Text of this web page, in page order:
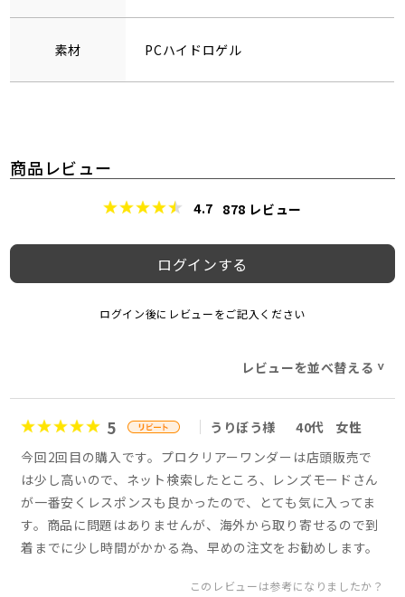
素材 PCハイドロゲル
商品レビュー
4.7 878 レビュー
ログインする
ログイン後にレビューをご記入ください
レビューを並べ替える >
5 うりぼう様 40代
女性
今回2回目の購入です。プロクリアーワンダーは店頭販売で
は少し高いので、ネット検索したところ、レンズモードさん
が一番安くレスポンスも良かったので、とても気に入ってま
す。商品に問題はありませんが、海外から取り寄せるので到
着までに少し時間がかかる為、早めの注文をお勧めします。
このレビューは参考になりましたか？